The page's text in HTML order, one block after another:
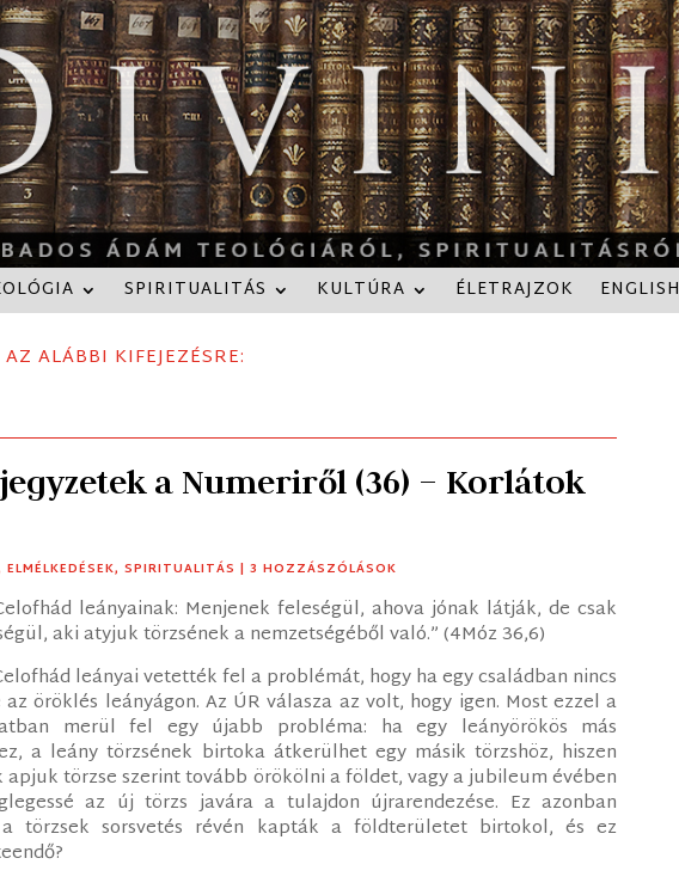
SPIRITUALITÁS KULTÚRA ÉLETRAJZOK ENGLISH
ALÁBBI KIFEJEZÉSRE:
a Numeriről (36) – Korlátok
ELMÉLKEDÉSEK,SPIRITUALITÁS | 3 HOZZÁSZÓLÁSOK
leányainak: Menjenek feleségül, ahova jónak látják, de csak
aki atyjuk törzsének a nemzetségéből való.” (4Móz 36,6)
leányai vetették fel a problémát, hogy ha egy családban nincs
öröklés leányágon. Az ÚR válasza az volt, hogy igen. Most ezzel a
merül fel egy újabb probléma: ha egy leányörökös más
a leány törzsének birtoka átkerülhet egy másik törzshöz, hiszen
törzse szerint tovább örökölni a földet, vagy a jubileum évében
az új törzs javára a tulajdon újrarendezése. Ez azonban
törzsek sorsvetés révén kapták a földterületet birtokol, és ez